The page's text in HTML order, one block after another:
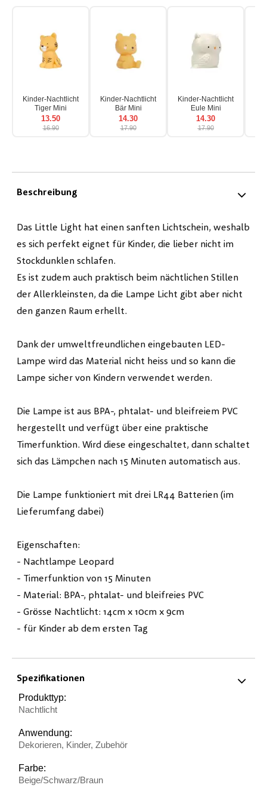
Kinder-Nachtlicht
Tiger Mini
13.50
16.90
Kinder-Nachtlicht
Bär Mini
14.30
17.90
Kinder-Nachtlicht
Eule Mini
14.30
17.90
Beschreibung
Das Little Light hat einen sanften Lichtschein, weshalb
es sich perfekt eignet für Kinder, die lieber nicht im
Stockdunklen schlafen.
Es ist zudem auch praktisch beim nächtlichen Stillen
der Allerkleinsten, da die Lampe Licht gibt aber nicht
den ganzen Raum erhellt.
Dank der umweltfreundlichen eingebauten LED-
Lampe wird das Material nicht heiss und so kann die
Lampe sicher von Kindern verwendet werden.
Die Lampe ist aus BPA-, phtalat- und bleifreiem PVC
hergestellt und verfügt über eine praktische
Timerfunktion. Wird diese eingeschaltet, dann schaltet
sich das Lämpchen nach 15 Minuten automatisch aus.
Die Lampe funktioniert mit drei LR44 Batterien (im
Lieferumfang dabei)
Eigenschaften:
- Nachtlampe Leopard
- Timerfunktion von 15 Minuten
- Material: BPA-, phtalat- und bleifreies PVC
- Grösse Nachtlicht: 14cm x 10cm x 9cm
- für Kinder ab dem ersten Tag
Spezifikationen
Produkttyp:
Nachtlicht
Anwendung:
Dekorieren, Kinder, Zubehör
Farbe:
Beige/Schwarz/Braun